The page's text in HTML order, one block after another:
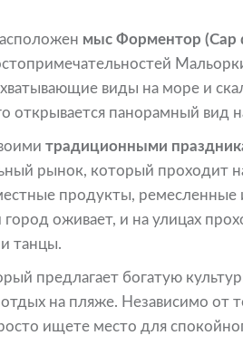
мыс Форментор (Cap
виды на море и
открывается панорамный вид
традиционными
рынок, который проходит
продукты, ремесленные
оживает, и на улицах
танцы.
предлагает богатую
на пляже. Независимо от
ищете место для